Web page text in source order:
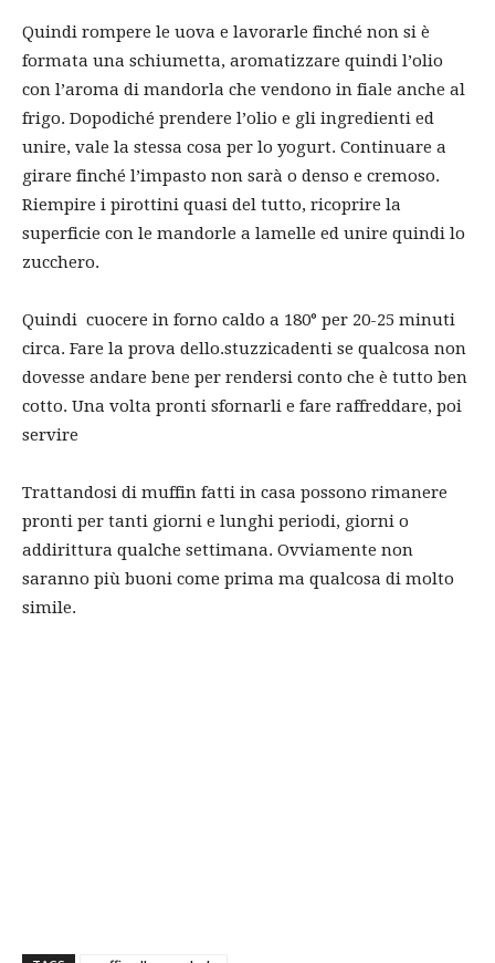
Quindi rompere le uova e lavorarle finché non si è
formata una schiumetta, aromatizzare quindi l’olio
con l’aroma di mandorla che vendono in fiale anche al
frigo. Dopodiché prendere l’olio e gli ingredienti ed
unire, vale la stessa cosa per lo yogurt. Continuare a
girare finché l’impasto non sarà o denso e cremoso.
Riempire i pirottini quasi del tutto, ricoprire la
superficie con le mandorle a lamelle ed unire quindi lo
zucchero.
Quindi cuocere in forno caldo a 180° per 20-25 minuti
circa. Fare la prova dello.stuzzicadenti se qualcosa non
dovesse andare bene per rendersi conto che è tutto ben
cotto. Una volta pronti sfornarli e fare raffreddare, poi
servire
Trattandosi di muffin fatti in casa possono rimanere
pronti per tanti giorni e lunghi periodi, giorni o
addirittura qualche settimana. Ovviamente non
saranno più buoni come prima ma qualcosa di molto
simile.